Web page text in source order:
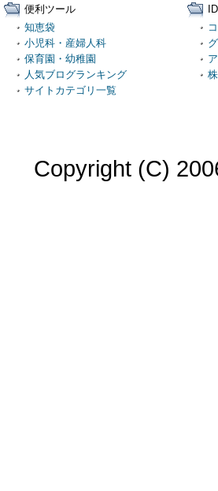
便利ツール
知恵袋
小児科・産婦人科
保育園・幼稚園
人気ブログランキング
サイトカテゴリ一覧
Copyright (C)